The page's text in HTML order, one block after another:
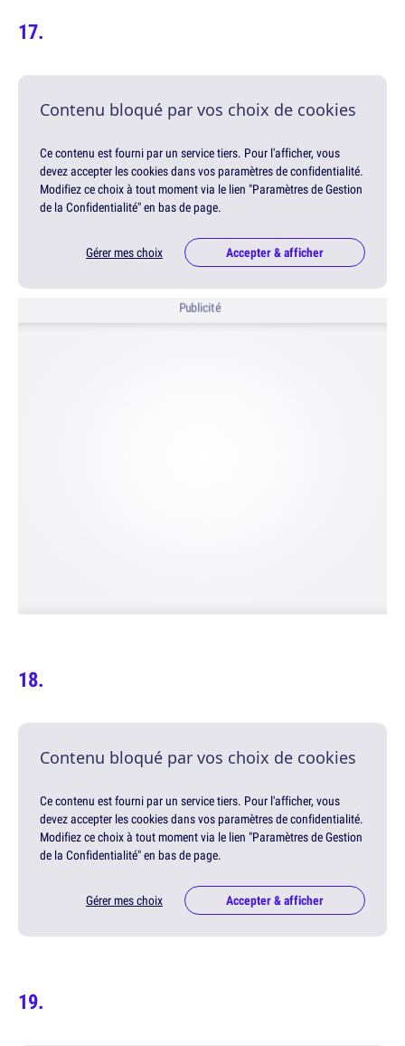
Contenu bloqué par vos choix de cookies
Ce contenu est fourni par un service tiers. Pour l'afficher, vous
devez accepter les cookies dans vos paramètres de confidentialité.
Modifiez ce choix à tout moment via le lien "Paramètres de Gestion
de la Confidentialité" en bas de page.
Gérer mes choix Accepter & afficher
Publicité
Contenu bloqué par vos choix de cookies
Ce contenu est fourni par un service tiers. Pour l'afficher, vous
devez accepter les cookies dans vos paramètres de confidentialité.
Modifiez ce choix à tout moment via le lien "Paramètres de Gestion
de la Confidentialité" en bas de page.
Gérer mes choix Accepter & afficher